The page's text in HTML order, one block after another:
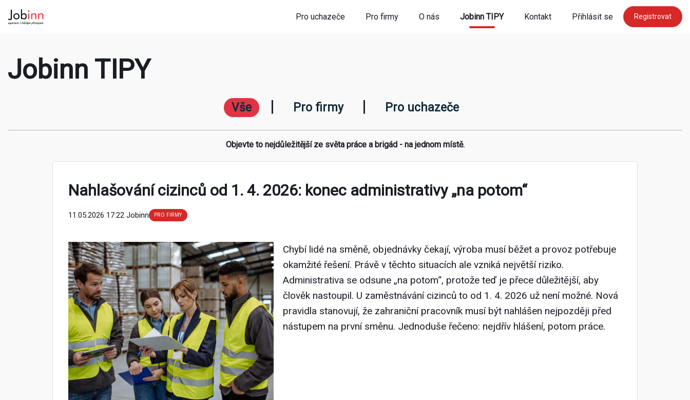
Pro uchazeče Pro firmy O nás Jobinn TIPY Kontakt Přihlásit se Registrovat
Jobinn TIPY
Vše | Pro firmy | Pro uchazeče
Objevte to nejdůležitější ze světa práce a brigád - na jednom místě.
Nahlašování cizinců od 1. 4. 2026: konec administrativy „na potom“
11.05.2026 17:22 Jobinn PRO FIRMY
Chybí lidé na směně, objednávky čekají, výroba musí běžet a provoz potřebuje
okamžité řešení. Právě v těchto situacích ale vzniká největší riziko.
Administrativa se odsune „na potom“, protože teď je přece důležitější, aby
člověk nastoupil. U zaměstnávání cizinců to od 1. 4. 2026 už není možné. Nová
pravidla stanovují, že zahraniční pracovník musí být nahlášen nejpozději před
nástupem na první směnu. Jednoduše řečeno: nejdřív hlášení, potom práce.